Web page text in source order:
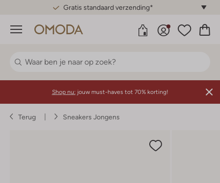
Gratis standaard verzending*
Menu
Shop nu: jouw must-haves tot 70% korting!
Terug Sneakers Jongens